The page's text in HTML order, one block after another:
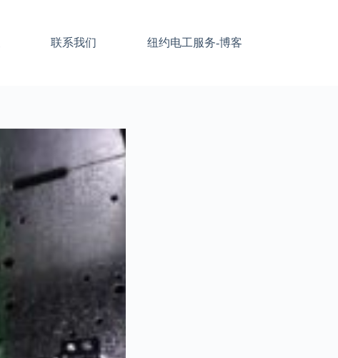
联系我们 纽约电工服务-博客